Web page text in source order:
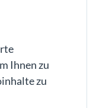
Ihnen zu
zu